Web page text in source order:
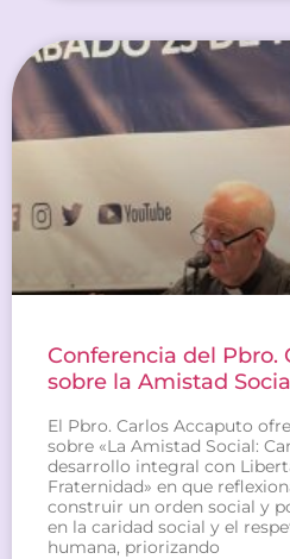
Conferencia del Pbro.
sobre la Amistad
El Pbro. Carlos Accaputo
sobre «La Amistad Social:
desarrollo integral con
Fraternidad» en que
construir un orden social y
en la caridad social y el
humana, priorizando